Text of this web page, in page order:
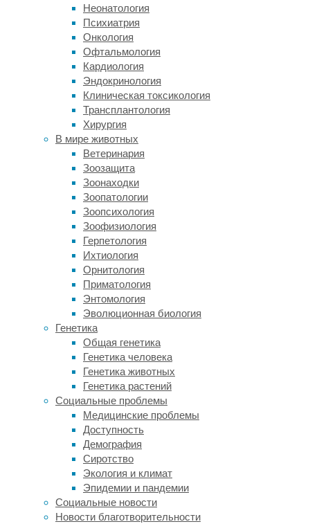
Неонатология
Психиатрия
Онкология
Офтальмология
Кардиология
Эндокринология
Клиническая токсикология
Трансплантология
Хирургия
В мире животных
Ветеринария
Зоозащита
Зоонаходки
Зоопатологии
Зоопсихология
Зоофизиология
Герпетология
Ихтиология
Орнитология
Приматология
Энтомология
Эволюционная биология
Генетика
Общая генетика
Генетика человека
Генетика животных
Генетика растений
Социальные проблемы
Медицинские проблемы
Доступность
Демография
Сиротство
Экология и климат
Эпидемии и пандемии
Социальные новости
Новости благотворительности
признаки
стрессового
состояния
людей
посттравматическим
расстройством.
Однако
насекомые,
такие
медоносные
пчелы,
обладают
менее
развитым
обонянием
тоже
распознавать
самые
разные
запахи
низкой
концентрации.
тому
использование